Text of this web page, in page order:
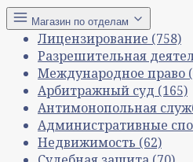
Магазин по отделам
Лицензирование (758)
Разрешительная
Международное право
Арбитражный суд (165)
Антимонопольная
Административные
Недвижимость (62)